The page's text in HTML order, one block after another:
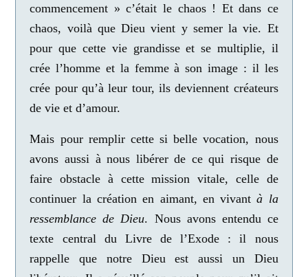
commencement » c’était le chaos ! Et dans ce
chaos, voilà que Dieu vient y semer la vie. Et
pour que cette vie grandisse et se multiplie, il
crée l’homme et la femme à son image : il les
crée pour qu’à leur tour, ils deviennent créateurs
de vie et d’amour.
Mais pour remplir cette si belle vocation, nous
avons aussi à nous libérer de ce qui risque de
faire obstacle à cette mission vitale, celle de
continuer la création en aimant, en vivantà la
ressemblance de Dieu. Nous avons entendu ce
texte central du Livre de l’Exode : il nous
rappelle que notre Dieu est aussi un Dieu